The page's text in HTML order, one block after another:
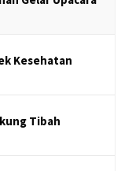
Kesehatan
Tibah